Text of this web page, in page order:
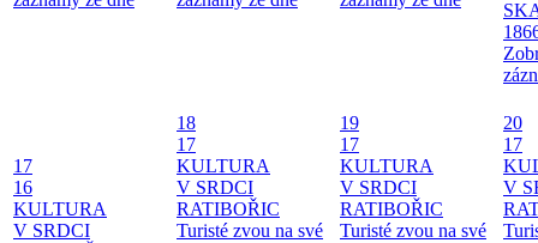
17
16
KULTURA
V SRDCI
18
17
KULTURA
V SRDCI
RATIBOŘIC
Turisté zvou na své
19
17
KULTURA
V SRDCI
RATIBOŘIC
Turisté zvou na své
20
17
V